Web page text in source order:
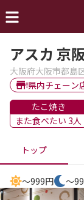
アスカ 京
大阪府大阪市都島
県内チェーン
たこ焼き
また食べたい 3人
トップ
～999円 ～